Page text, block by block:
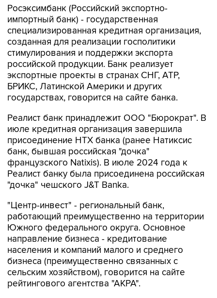
Росэксимбанк (Российский экспортно-
импортный банк) - государственная
специализированная кредитная организация,
созданная для реализации госполитики
стимулирования и поддержки экспорта
российской продукции. Банк реализует
экспортные проекты в странах СНГ, АТР,
БРИКС, Латинской Америки и других
государствах, говорится на сайте банка.
Реалист банк принадлежит ООО "Бюрократ". В
июле кредитная организация завершила
присоединение НТХ банка (ранее Натиксис
банк, бывшая российская "дочка"
французского Natixis). В июле 2024 года к
Реалист банку была присоединена российская
"дочка" чешского J&T Banka.
"Центр-инвест" - региональный банк,
работающий преимущественно на территории
Южного федерального округа. Основное
направление бизнеса - кредитование
населения и компаний малого и среднего
бизнеса (преимущественно связанных с
сельским хозяйством), говорится на сайте
рейтингового агентства "АКРА".